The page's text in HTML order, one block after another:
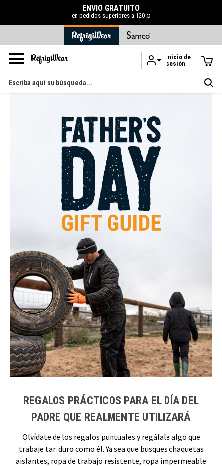
Ir al contenido principal
ENVÍO GRATUITO
en pedidos superiores a 120 ¤
.
Inicio de
sesión
Buscar
en
REGALOS PRÁCTICOS PARA EL DÍA DEL
PADRE QUE REALMENTE UTILIZARÁ
Olvídate de los regalos puntuales y regálale algo que
trabaje tan duro como él. Ya sea que busques chaquetas
aislantes, ropa de trabajo resistente, ropa impermeable